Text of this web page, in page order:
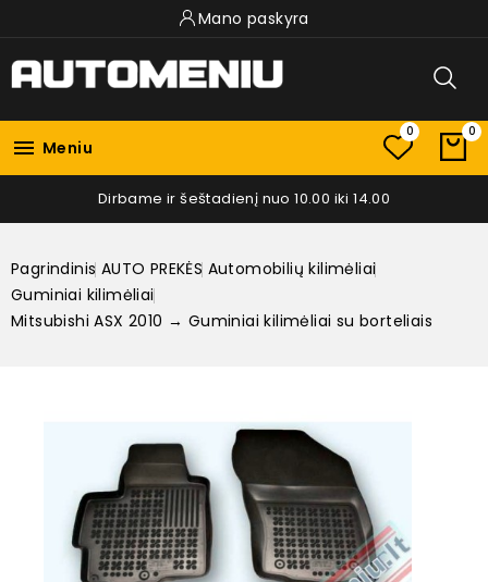
Mano paskyra
 Meniu
0 0
Dirbame ir šeštadienį nuo 10.00 iki 14.00
Pagrindinis AUTO PREKĖS Automobilių kilimėliai
Guminiai kilimėliai
Mitsubishi ASX 2010 → Guminiai kilimėliai su borteliais